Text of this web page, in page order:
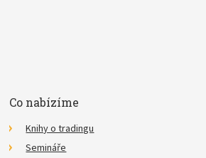
Co nabízíme
Knihy o tradingu
Semináře